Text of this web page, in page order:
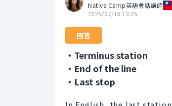
Native Camp英語會話講師
2025/07/16 13:25
回答
・Terminus station
・End of the line
・Last stop